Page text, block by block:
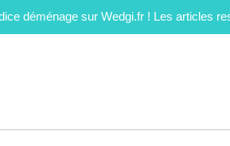
déménage sur Wedgi.fr ! Les articles